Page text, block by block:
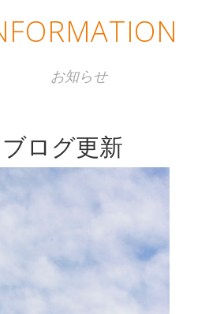
お知らせ
ログ更新